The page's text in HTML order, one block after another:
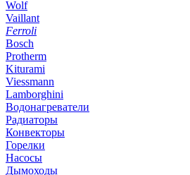
Wolf
Vaillant
Ferroli
Bosch
Protherm
Kiturami
Viessmann
Lamborghini
Водонагреватели
Радиаторы
Конвекторы
Горелки
Насосы
Дымоходы